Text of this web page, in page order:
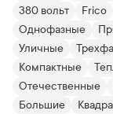
380 вольт
Frico
Однофазные
Уличные
Компактные
Отечественные
Большие